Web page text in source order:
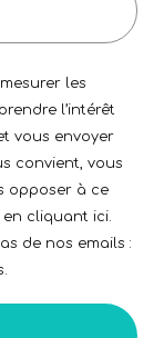
les
l’intérêt
vous envoyer
convient, vous
opposer à ce
cliquant ici.
de nos emails :